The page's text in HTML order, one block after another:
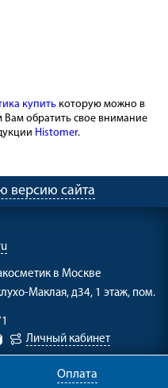
купить которую можно в
обратить свое внимание
Histomer.
версию сайта
в Москве
Маклая, д34, 1 этаж, пом.
Личный кабинет
Оплата